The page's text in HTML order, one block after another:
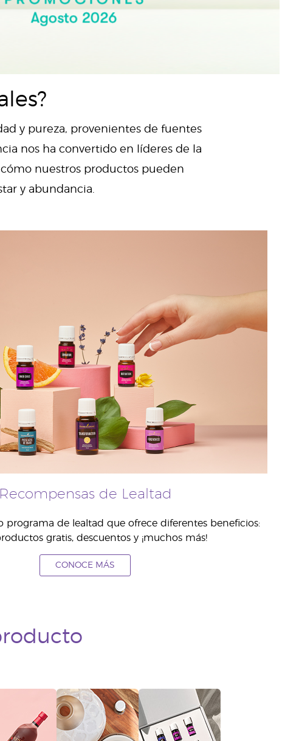
y pureza, provenientes de fuentes
nos ha convertido en líderes de la
nuestros productos pueden
y abundancia.
Recompensas de Lealtad
programa de lealtad que ofrece diferentes beneficios:
gratis, descuentos y ¡muchos más!
CONOCE MÁS